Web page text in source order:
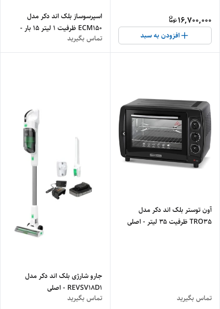
16,700,000
افزودن به سبد
اسپرسوساز بلک اند دکر مدل
ECM150 ظرفیت ۱ لیتر ۱۵ بار -
اصلی
تماس بگیرید
آون توستر بلک اند دکر مدل
TRO35 ظرفیت ۳۵ لیتر - اصلی
تماس بگیرید
جارو شارژی بلک اند دکر مدل
REVSV18D1 - اصلی
تماس بگیرید